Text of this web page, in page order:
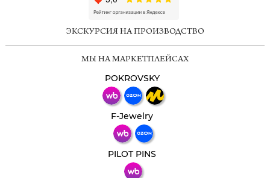
ЭКСКУРСИЯ НА ПРОИЗВОДСТВО
МЫ НА МАРКЕТПЛЕЙСАХ
POKROVSKY
F-Jewelry
PILOT PINS